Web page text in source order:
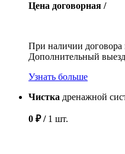
Цена договорная /
При наличии договора
Дополнительный
Узнать больше
Чистка дренажной
0 ₽ /1 шт.